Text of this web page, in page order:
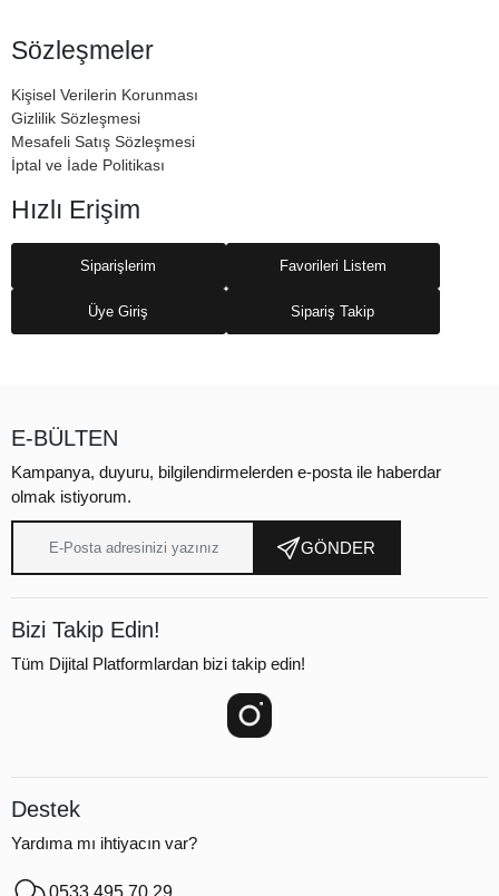
Sözleşmeler
Kişisel Verilerin Korunması
Gizlilik Sözleşmesi
Mesafeli Satış Sözleşmesi
İptal ve İade Politikası
Hızlı Erişim
Siparişlerim Favorileri Listem
Üye Giriş Sipariş Takip
E-BÜLTEN
Kampanya, duyuru, bilgilendirmelerden e-posta ile haberdar
olmak istiyorum.
GÖNDER
Bizi Takip Edin!
Tüm Dijital Platformlardan bizi takip edin!
Destek
Yardıma mı ihtiyacın var?